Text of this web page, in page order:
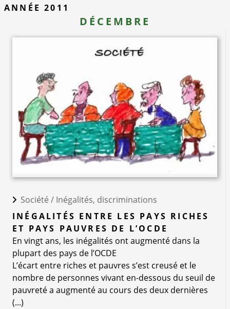
ANNÉE 2011
DÉCEMBRE
Société / Inégalités, discriminations
INÉGALITÉS ENTRE LES PAYS RICHES
ET PAYS PAUVRES DE L’OCDE
En vingt ans, les inégalités ont augmenté dans la
plupart des pays de l’OCDE
L’écart entre riches et pauvres s’est creusé et le
nombre de personnes vivant en-dessous du seuil de
pauvreté a augmenté au cours des deux dernières
(...)